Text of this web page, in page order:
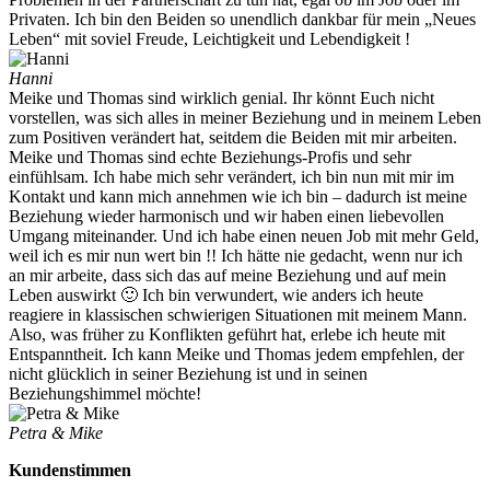
Privaten. Ich bin den Beiden so unendlich dankbar für mein „Neues
Leben“ mit soviel Freude, Leichtigkeit und Lebendigkeit !
Hanni
Meike und Thomas sind wirklich genial. Ihr könnt Euch nicht
vorstellen, was sich alles in meiner Beziehung und in meinem Leben
zum Positiven verändert hat, seitdem die Beiden mit mir arbeiten.
Meike und Thomas sind echte Beziehungs-Profis und sehr
einfühlsam. Ich habe mich sehr verändert, ich bin nun mit mir im
Kontakt und kann mich annehmen wie ich bin – dadurch ist meine
Beziehung wieder harmonisch und wir haben einen liebevollen
Umgang miteinander. Und ich habe einen neuen Job mit mehr Geld,
weil ich es mir nun wert bin !! Ich hätte nie gedacht, wenn nur ich
an mir arbeite, dass sich das auf meine Beziehung und auf mein
Leben auswirkt 🙂 Ich bin verwundert, wie anders ich heute
reagiere in klassischen schwierigen Situationen mit meinem Mann.
Also, was früher zu Konflikten geführt hat, erlebe ich heute mit
Entspanntheit. Ich kann Meike und Thomas jedem empfehlen, der
nicht glücklich in seiner Beziehung ist und in seinen
Beziehungshimmel möchte!
Petra & Mike
Kundenstimmen